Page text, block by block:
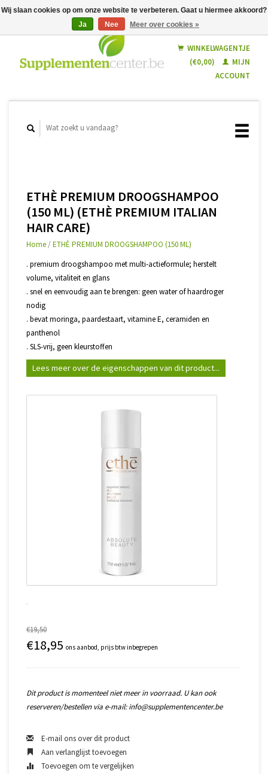
Nederlands
WINKELWAGENTJE
(€0,00)
MIJN
ACCOUNT
ETHÈ PREMIUM DROOGSHAMPOO
(150 ML) (ETHÈ PREMIUM ITALIAN
HAIR CARE)
Home /ETHÈ PREMIUM DROOGSHAMPOO (150 ML)
. premium droogshampoo met multi-actieformule; herstelt
volume, vitaliteit en glans
. snel en eenvoudig aan te brengen: geen water of haardroger
nodig
. bevat moringa, paardestaart, vitamine E, ceramiden en
panthenol
. SLS-vrij, geen kleurstoffen
Lees meer over de eigenschappen van dit product...
€19,50
€18,95 ons aanbod, prijs btw inbegrepen
Dit product is momenteel niet meer in voorraad. U kan ook
reserveren/bestellen via e-mail:info@supplementencenter.be
E-mail ons over dit product
Aan verlanglijst toevoegen
Toevoegen om te vergelijken
Wij slaan cookies op om onze website te verbeteren. Gaat u hiermee akkoord?
Ja
Nee Meer over cookies »